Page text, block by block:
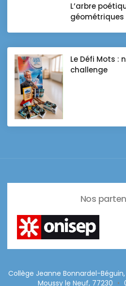
L’arbre
géométriques
Le Défi Mots :
challenge
Nos
Collège Jeanne Bonnardel-
Moussy le Neuf, 77230 •